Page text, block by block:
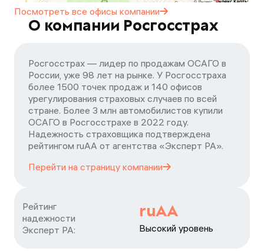
Посмотреть все офисы компании
О компании Росгосстрах
Росгосстрах — лидер по продажам ОСАГО в
России, уже 98 лет на рынке. У Росгосстраха
более 1500 точек продаж и 140 офисов
урегулирования страховых случаев по всей
стране. Более 3 млн автомобилистов купили
ОСАГО в Росгосстрахе в 2022 году.
Надежность страховщика подтверждена
рейтингом ruАА от агентства «Эксперт РА».
Перейти на страницу компании
Рейтинг
надежности
Эксперт РА:
ruAA
Высокий уровень